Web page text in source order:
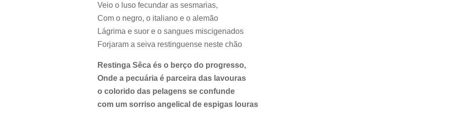
Veio o luso fecundar as sesmarias,
Com o negro, o italiano e o alemão
Lágrima e suor e o sangues miscigenados
Forjaram a seiva restinguense neste chão
Restinga Sêca és o berço do progresso,
Onde a pecuária é parceira das lavouras
o colorido das pelagens se confunde
com um sorriso angelical de espigas louras